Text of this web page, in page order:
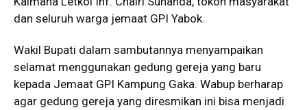
dan seluruh warga jemaat GPI Yabok.
Wakil Bupati dalam sambutannya menyampaikan
selamat menggunakan gedung gereja yang baru
kepada Jemaat GPI Kampung Gaka. Wabup berharap
agar gedung gereja yang diresmikan ini bisa menjadi